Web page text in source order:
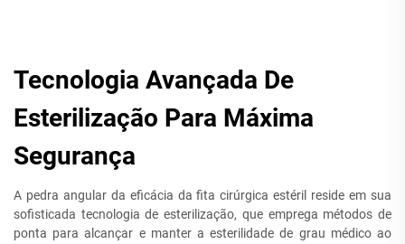
Tecnologia Avançada De
Esterilização Para Máxima
Segurança
A pedra angular da eficácia da fita cirúrgica estéril reside em sua
sofisticada tecnologia de esterilização, que emprega métodos de
ponta para alcançar e manter a esterilidade de grau médico ao